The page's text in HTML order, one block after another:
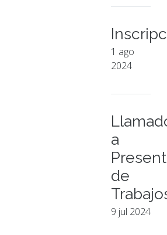
1 ago
2024
a
de
9 jul 2024